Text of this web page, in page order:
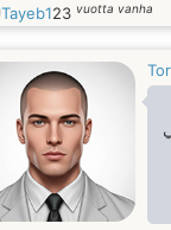
Tayeb123 vuotta vanha